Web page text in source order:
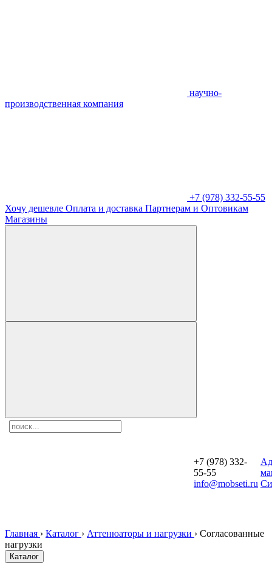
научно-
производственная компания
+7 (978) 332-55-55
Хочу дешевле Оплата и доставка Партнерам и Оптовикам
Магазины
+7 (978) 332-
55-55
info@mobseti.ru
Главная › Каталог › Аттенюаторы и нагрузки › Согласованные
нагрузки
Каталог